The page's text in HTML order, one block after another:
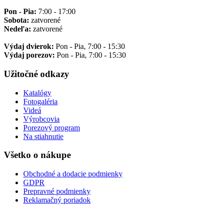
Pon - Pia: 7:00 - 17:00
Sobota: zatvorené
Nedeľa: zatvorené
Výdaj dvierok: Pon - Pia, 7:00 - 15:30
Výdaj porezov: Pon - Pia, 7:00 - 15:30
Užitočné odkazy
Katalógy
Fotogaléria
Videá
Výrobcovia
Porezový program
Na stiahnutie
Všetko o nákupe
Obchodné a dodacie podmienky
GDPR
Prepravné podmienky
Reklamačný poriadok